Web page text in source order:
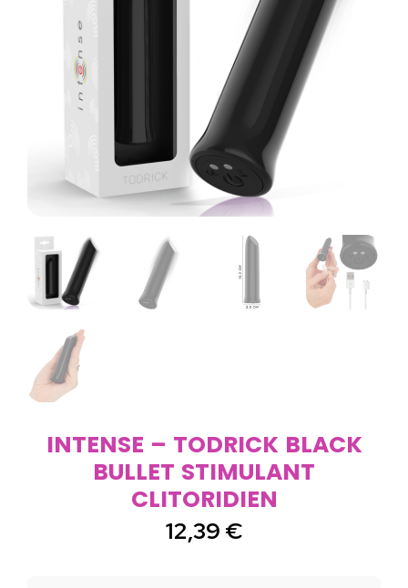
INTENSE – TODRICK BLACK
BULLET STIMULANT
CLITORIDIEN
12,39 €